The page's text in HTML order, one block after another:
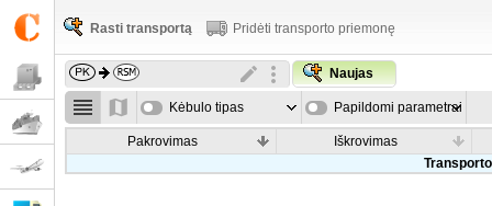
Rasti transportą Pridėti transporto priemonę
Naujas
Kėbulo tipas Papildomi parametrai
Pakrovimas
Iškrovimas